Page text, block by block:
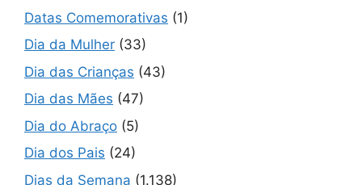
Datas Comemorativas (1)
Dia da Mulher (33)
Dia das Crianças (43)
Dia das Mães (47)
Dia do Abraço (5)
Dia dos Pais (24)
Dias da Semana (1.138)